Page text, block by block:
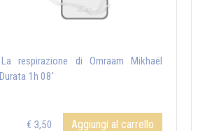
respirazione di Omraam Mikhaël
1h 08'
€ 3,50 Aggiungi al carrello